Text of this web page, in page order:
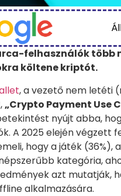
felhasználók több
költene kriptót.
, a vezető nem letéti
„Crypto Payment Use
nyújt abba,
A 2025 elején végzett
hogy a játék (36%),
kategória,
azt mutatják,
alkalmazására.